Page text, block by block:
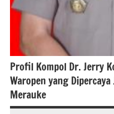
Profil Kompol Dr. Jerry
Waropen yang
Merauke